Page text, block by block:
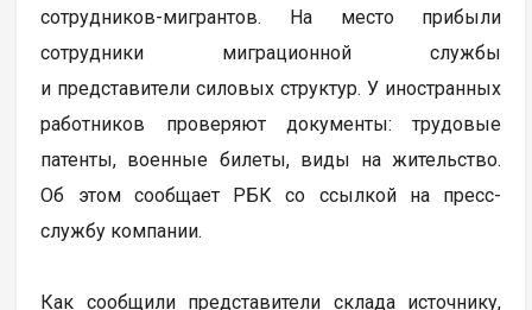
сотрудников-мигрантов. На место прибыли
сотрудники миграционной службы
и представители силовых структур. У иностранных
работников проверяют документы: трудовые
патенты, военные билеты, виды на жительство.
Об этом сообщает РБК со ссылкой на пресс-
службу компании.
Как сообщили представители склада источнику,